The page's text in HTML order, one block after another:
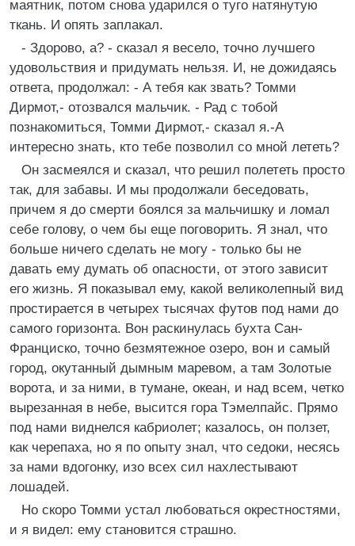
маятник, потом снова ударился о туго натянутую
ткань. И опять заплакал.
- Здорово, а? - сказал я весело, точно лучшего
удовольствия и придумать нельзя. И, не дожидаясь
ответа, продолжал: - А тебя как звать? Томми
Дирмот,- отозвался мальчик. - Рад с тобой
познакомиться, Томми Дирмот,- сказал я.-А
интересно знать, кто тебе позволил со мной лететь?
Он засмеялся и сказал, что решил полететь просто
так, для забавы. И мы продолжали беседовать,
причем я до смерти боялся за мальчишку и ломал
себе голову, о чем бы еще поговорить. Я знал, что
больше ничего сделать не могу - только бы не
давать ему думать об опасности, от этого зависит
его жизнь. Я показывал ему, какой великолепный вид
простирается в четырех тысячах футов под нами до
самого горизонта. Вон раскинулась бухта Сан-
Франциско, точно безмятежное озеро, вон и самый
город, окутанный дымным маревом, а там Золотые
ворота, и за ними, в тумане, океан, и над всем, четко
вырезанная в небе, высится гора Тэмелпайс. Прямо
под нами виднелся кабриолет; казалось, он ползет,
как черепаха, но я по опыту знал, что седоки, несясь
за нами вдогонку, изо всех сил нахлестывают
лошадей.
Но скоро Томми устал любоваться окрестностями,
и я видел: ему становится страшно.